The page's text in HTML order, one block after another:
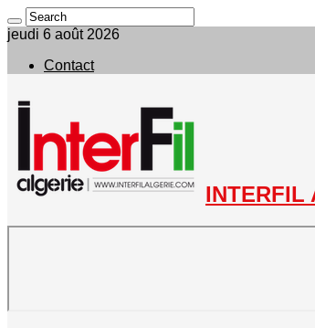
jeudi 6 août 2026
Contact
INTERFIL